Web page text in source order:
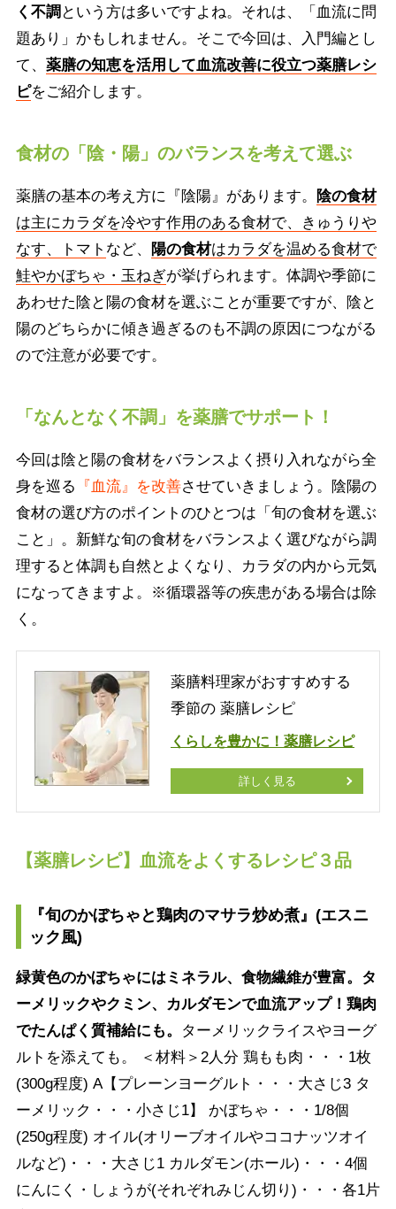
く不調 という方は多いですよね。それは、「血流に問
題あり」かもしれません。そこで今回は、入門編とし
て、 薬膳の知恵を活用して血流改善に役立つ薬膳レシ
ピをご紹介します。
食材の「陰・陽」のバランスを考えて選ぶ
薬膳の基本の考え方に『陰陽』があります。
陰の食材
は主にカラダを冷やす作用のある食材で、きゅうりや
なす、トマト など、 陽の食材はカラダを温める食材で
鮭やかぼちゃ・玉ねぎが挙げられます。体調や季節に
あわせた陰と陽の食材を選ぶことが重要ですが、陰と
陽のどちらかに傾き過ぎるのも不調の原因につながる
ので注意が必要です。
「なんとなく不調」を薬膳でサポート！
今回は陰と陽の食材をバランスよく摂り入れながら全
身を巡る
『血流』を改善させていきましょう。陰陽の
食材の選び方のポイントのひとつは「旬の食材を選ぶ
こと」。新鮮な旬の食材をバランスよく選びながら調
理すると体調も自然とよくなり、カラダの内から元気
になってきますよ。※循環器等の疾患がある場合は除
く。
薬膳料理家がおすすめする
季節の 薬膳レシピ
くらしを豊かに！薬膳レシピ
詳しく見る
【薬膳レシピ】血流をよくするレシピ３品
『旬のかぼちゃと鶏肉のマサラ炒め煮』(エスニ
ック風)
緑黄色のかぼちゃにはミネラル、食物繊維が豊富。タ
ーメリックやクミン、カルダモンで血流アップ！鶏肉
でたんぱく質補給にも。
ターメリックライスやヨーグ
ルトを添えても。 ＜材料＞2人分 鶏もも肉・・・1枚
(300g程度) A【プレーンヨーグルト・・・大さじ3 タ
ーメリック・・・小さじ1】 かぼちゃ・・・1/8個
(250g程度) オイル(オリーブオイルやココナッツオイ
ルなど)・・・大さじ1 カルダモン(ホール)・・・4個
にんにく・しょうが(それぞれみじん切り)・・・各1片